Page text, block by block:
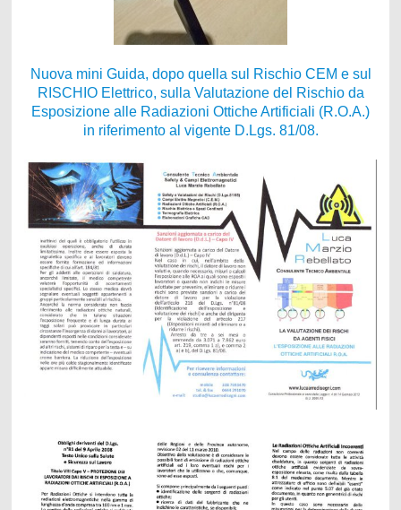
Nuova mini Guida, dopo quella sul Rischio CEM e sul
RISCHIO Elettrico, sulla Valutazione del Rischio da
Esposizione alle Radiazioni Ottiche Artificiali (R.O.A.)
in riferimento al vigente D.Lgs. 81/08.